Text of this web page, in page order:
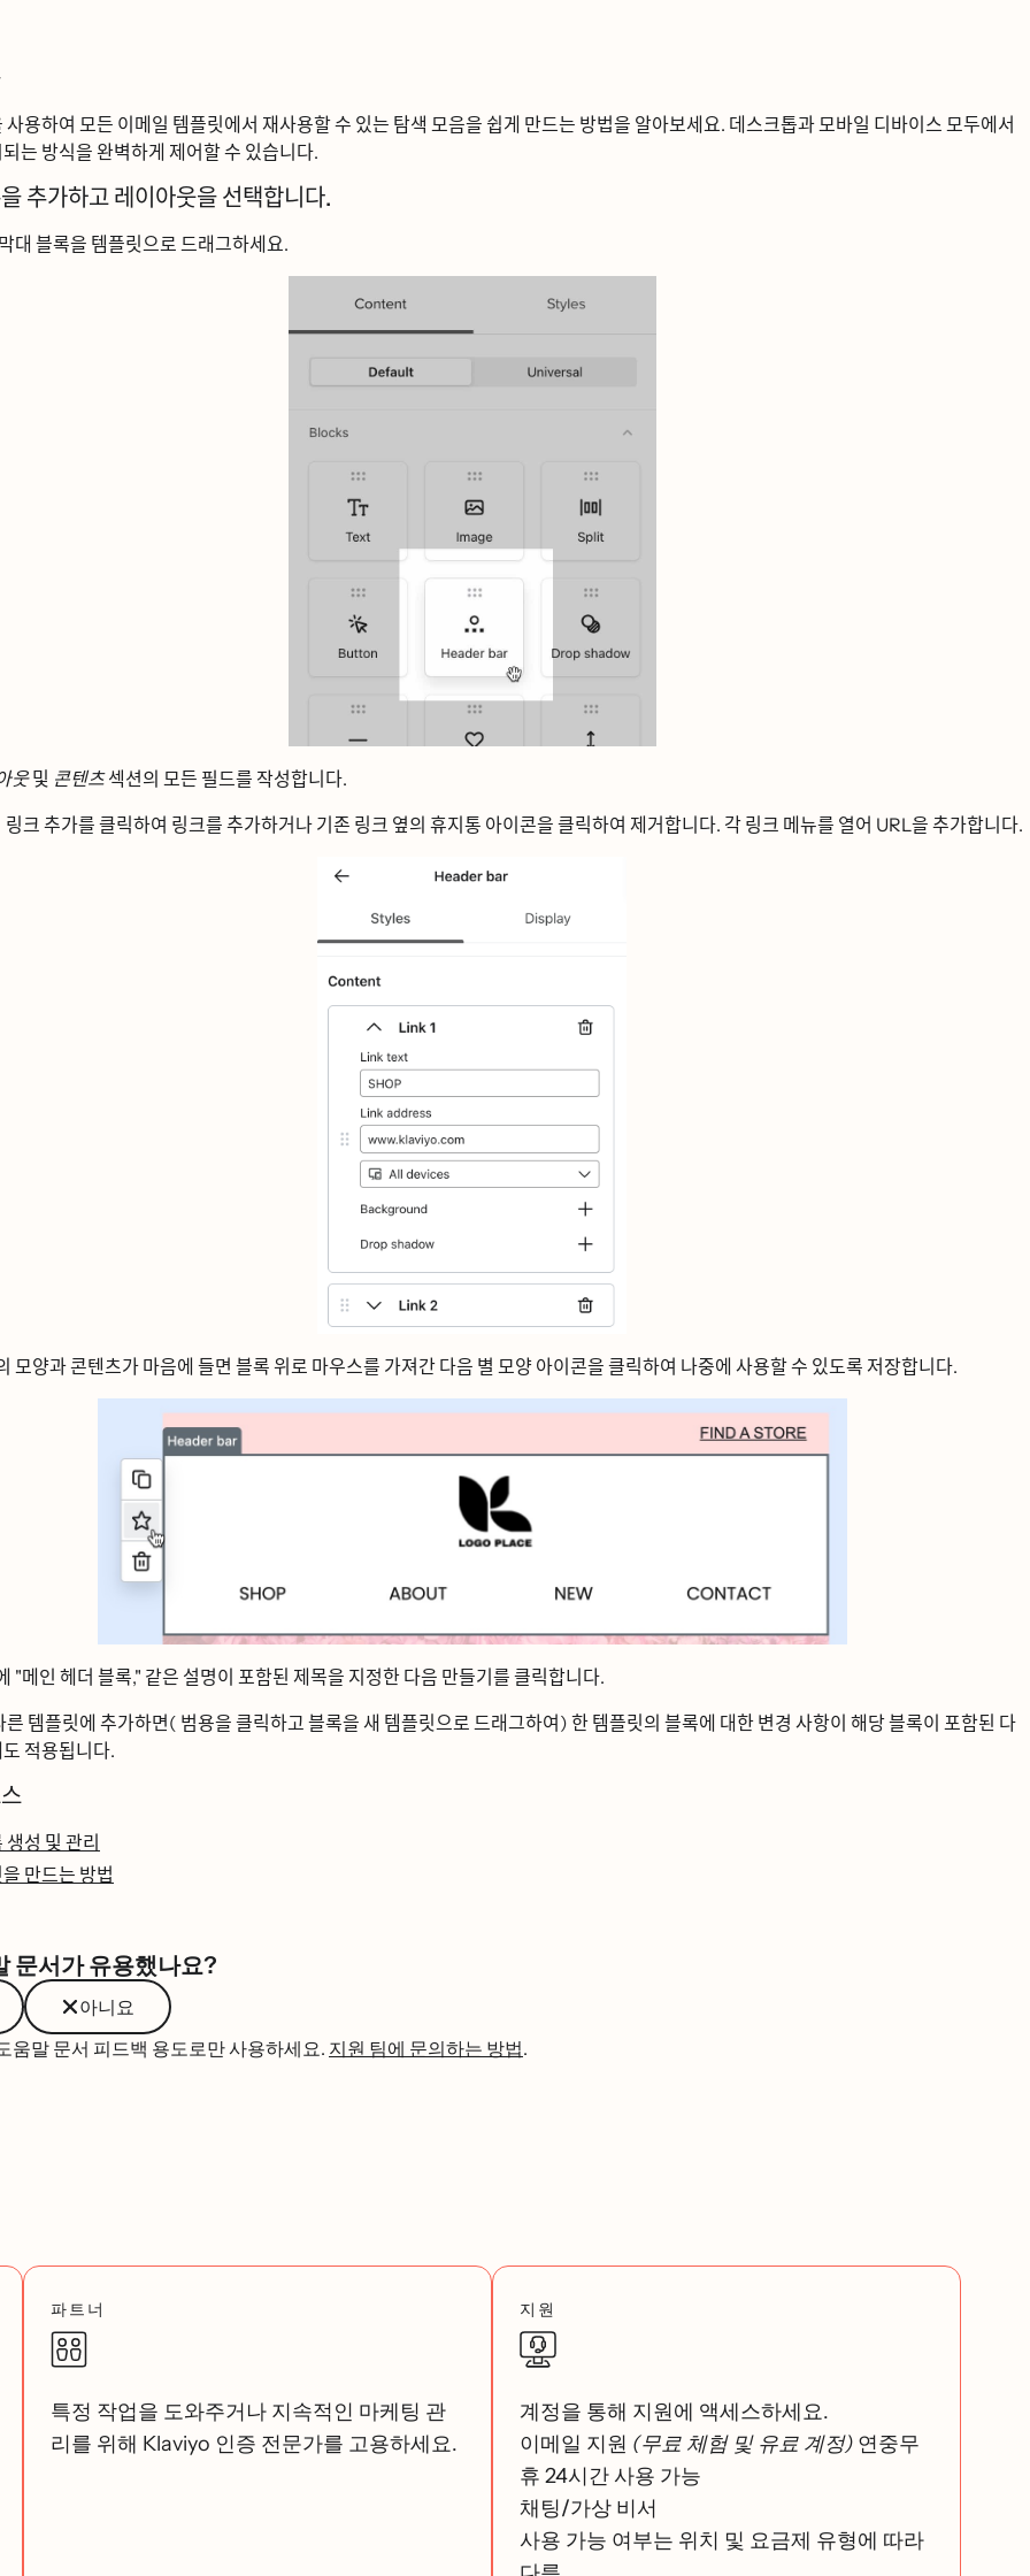
사용하여 모든 이메일 템플릿에서 재사용할 수 있는 탐색 모음을 쉽게 만드는 방법을 알아보세요. 데스크톱과 모바일 디바이스 모두에서
방식을 완벽하게 제어할 수 있습니다.
추가하고 레이아웃을 선택합니다.
블록을 템플릿으로 드래그하세요.
및 콘텐츠섹션의 모든 필드를 작성합니다.
링크 추가를 클릭하여 링크를 추가하거나 기존 링크 옆의 휴지통 아이콘을 클릭하여 제거합니다. 각 링크 메뉴를 열어 URL을 추가합니다.
모양과 콘텐츠가 마음에 들면 블록 위로 마우스를 가져간 다음 별 모양 아이콘을 클릭하여 나중에 사용할 수 있도록 저장합니다.
"메인 헤더 블록," 같은 설명이 포함된 제목을 지정한 다음 만들기를 클릭합니다.
템플릿에 추가하면( 범용을 클릭하고 블록을 새 템플릿으로 드래그하여) 한 템플릿의 블록에 대한 변경 사항이 해당 블록이 포함된 다
적용됩니다.
및 관리
만드는 방법
문서가 유용했나요?
아니요
움말 문서 피드백 용도로만 사용하세요. 지원 팀에 문의하는 방법.
파트너
특정 작업을 도와주거나 지속적인 마케팅 관
리를 위해 Klaviyo 인증 전문가를 고용하세요.
지원
계정을 통해 지원에 액세스하세요.
이메일 지원 (무료 체험 및 유료 계정) 연중무
휴 24시간 사용 가능
채팅/가상 비서
사용 가능 여부는 위치 및 요금제 유형에 따라